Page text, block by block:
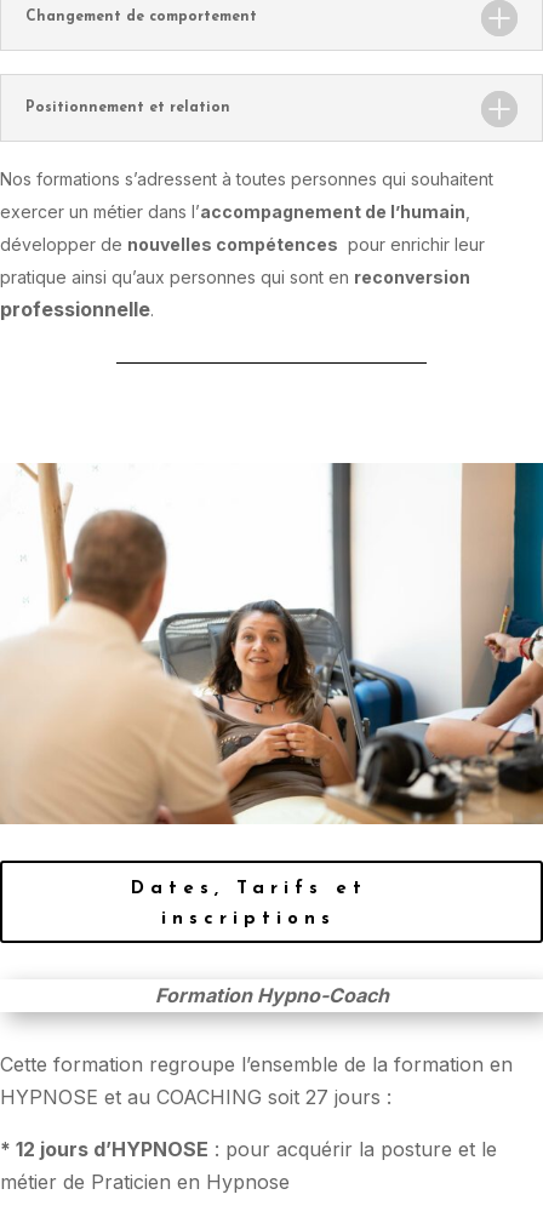
Changement de comportement
Positionnement et relation
Nos formations s’adressent à toutes personnes qui souhaitent
exercer un métier dans l’accompagnement de l’humain
développer de nouvelles compétences pour enrichir leur
pratique ainsi qu’aux personnes qui sont en reconversion
professionnelle.
Dates, Tarifs et
inscriptions
Formation Hypno-Coach
Cette formation regroupe l’ensemble de la formation en
HYPNOSE et au COACHING soit 27 jours :
* 12 jours d’HYPNOSE : pour acquérir la posture et le
métier de Praticien en Hypnose